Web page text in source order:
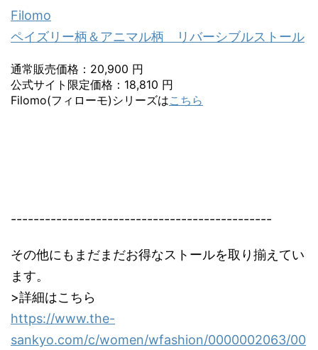
Filomo
ペイズリー柄＆アニマル柄 リバーシブルストール
通常販売価格：20,900 円
公式サイト限定価格：18,810 円
Filomo(フィローモ)シリーズはこちら
----------------------------------------------
その他にもまだまだお得なストールを取り揃えてい
ます。
>詳細はこちら
https://www.the-
sankyo.com/c/women/wfashion/0000002063/00